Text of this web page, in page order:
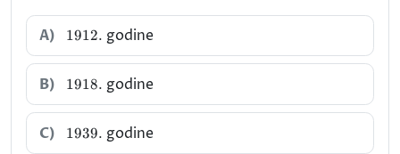
A) 1912.
1912. godine
B) 1918.
1918. godine
C) 1939.
1939. godine